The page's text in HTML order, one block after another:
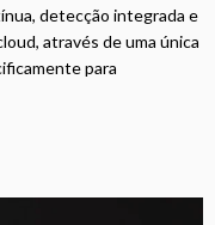
detecção integrada e
através de uma única
para